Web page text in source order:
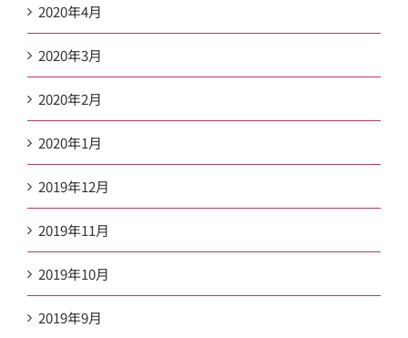
2020年4月
2020年3月
2020年2月
2020年1月
2019年12月
2019年11月
2019年10月
2019年9月